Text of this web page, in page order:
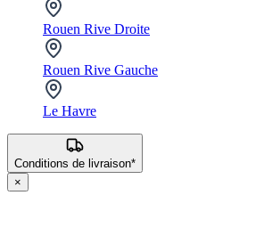
Rouen Rive Droite
Rouen Rive Gauche
Le Havre
Conditions de livraison*
×